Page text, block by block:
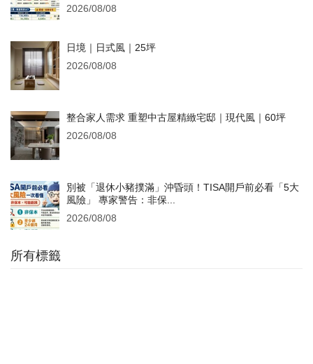
2026/08/08
日境｜日式風｜25坪
2026/08/08
整合家人需求 重塑中古屋精緻宅邸｜現代風｜60坪
2026/08/08
別被「退休小豬撲滿」沖昏頭！TISA開戶前必看「5大
風險」 專家警告：非保...
2026/08/08
所有標籤